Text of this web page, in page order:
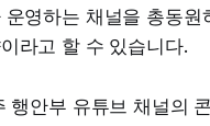
운영하는 채널을 총동
라고 할 수 있습니다.
행안부 유튜브 채널의